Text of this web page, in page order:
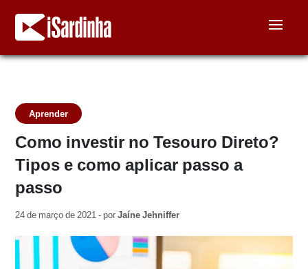
Aprender
Como investir no Tesouro Direto?
Tipos e como aplicar passo a
passo
24 de março de 2021 - porJaíne Jehniffer